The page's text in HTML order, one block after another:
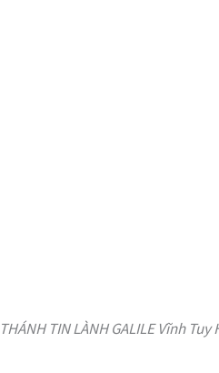
TIN LÀNH GALILE Vĩnh